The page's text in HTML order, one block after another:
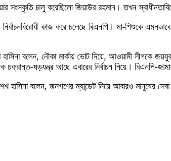
চালু করেছিলো জিয়াউর রহমান। তখন
কাজ করে চলেছে বিএনপি। মা-শিশুকে
বলেন, নৌকা মার্কায় ভোট দিয়ে, আওয়ামী লীগকে
ষড়যন্ত্র আছে এবারের নির্বাচন নিয়ে। বিএনপি-
বলেন, জনগণের ম্যান্ডেট নিয়ে আবারও মানুষের